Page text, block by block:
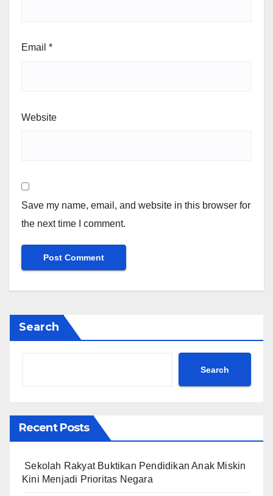
Email *
Website
Save my name, email, and website in this browser for
the next time I comment.
Search
Search
Recent Posts
Sekolah Rakyat Buktikan Pendidikan Anak Miskin
Kini Menjadi Prioritas Negara